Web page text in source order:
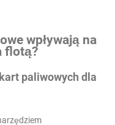
wpływają na
flotą?
paliwowych dla